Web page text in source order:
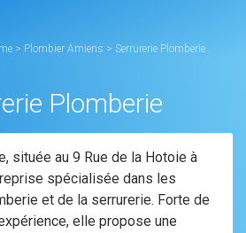
> Plombier Amiens > Serrurerie Plomberie
Plomberie
située au 9 Rue de la Hotoie à
spécialisée dans les
et de la serrurerie. Forte de
elle propose une